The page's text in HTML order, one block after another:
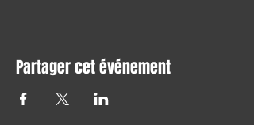
Partager cet événement